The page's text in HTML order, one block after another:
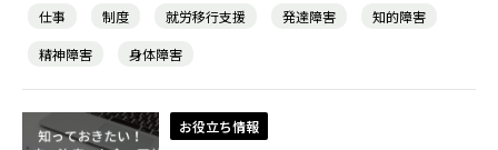
仕事 制度 就労移行支援 発達障害
知的障害
精神障害
身体障害
お役立ち情報